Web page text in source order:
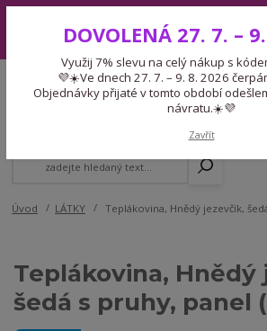
7. – 9. 8. 2026 čerpáme dovolenou.
odešleme ihned po našem
Expedice 775 866 913
Po-Čt 9-15:30 Pá 9-14:30 Pauza 13-13:45
Úvod LÁTKY Teplákovina, Hnědý jezevčík,
Teplákovina, Hnědý
šedá s pruhy, panel
DOVOLENÁ 27. 7. –
Využij 7% slevu na celý nákup s
💜☀️Ve dnech 27. 7. – 9. 8. 2026
Objednávky přijaté v tomto období
návratu.☀️💜
Zavřít